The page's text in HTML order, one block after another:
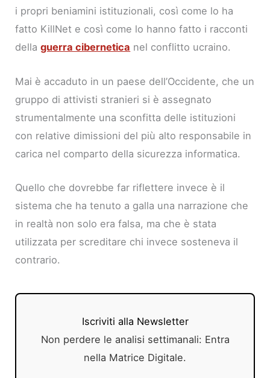
i propri beniamini istituzionali, così come lo ha
fatto KillNet e così come lo hanno fatto i racconti
dellaguerra cibernetica nel conflitto ucraino.
Mai è accaduto in un paese dell’Occidente, che un
gruppo di attivisti stranieri si è assegnato
strumentalmente una sconfitta delle istituzioni
con relative dimissioni del più alto responsabile in
carica nel comparto della sicurezza informatica.
Quello che dovrebbe far riflettere invece è il
sistema che ha tenuto a galla una narrazione che
in realtà non solo era falsa, ma che è stata
utilizzata per screditare chi invece sosteneva il
contrario.
Iscriviti alla Newsletter
Non perdere le analisi settimanali: Entra
nella Matrice Digitale.